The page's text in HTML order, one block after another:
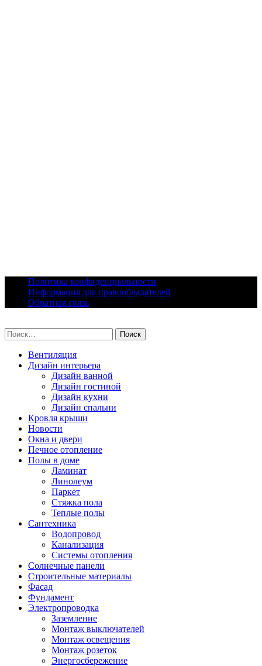
content
Политика конфиденциальности
Информация для правообладателей
Обратная связь
Найти:
Вентиляция
Дизайн интерьера
Дизайн ванной
Дизайн гостиной
Дизайн кухни
Дизайн спальни
Кровля крыши
Новости
Окна и двери
Печное отопление
Полы в доме
Ламинат
Линолеум
Паркет
Стяжка пола
Теплые полы
Сантехника
Водопровод
Канализация
Системы отопления
Солнечные панели
Строительные материалы
Фасад
Фундамент
Электропроводка
Заземление
Монтаж выключателей
Монтаж освещения
Монтаж розеток
Энергосбережение